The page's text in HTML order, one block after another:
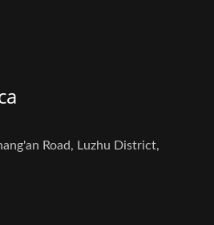
Road, Luzhu District,